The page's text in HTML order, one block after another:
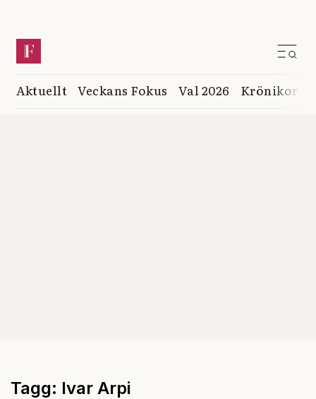
Aktuellt Veckans Fokus Val 2026 Krönikor
Tagg: Ivar Arpi